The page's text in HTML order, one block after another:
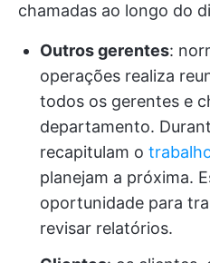
chamadas ao longo do
Outros gerentes:
operações realiza
todos os gerentes e
departamento.
recapitulam o
planejam a próxima.
oportunidade para
revisar relatórios.